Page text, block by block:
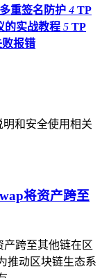
重签名防护 4 TP
的实战教程 5 TP
报错
和安全使用相关
将资产跨至
产跨至其他链在区
推动区块链生态系